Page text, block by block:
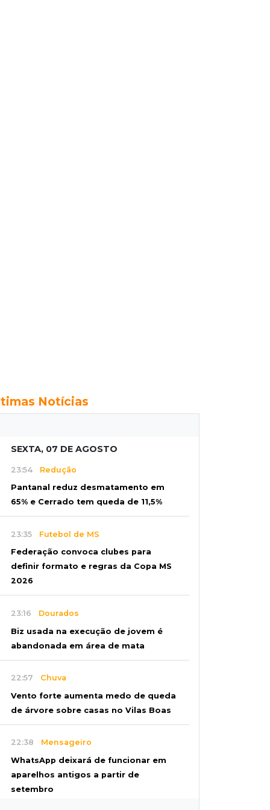
Notícias
SEXTA, 07 DE AGOSTO
23:54 Redução
Pantanal reduz desmatamento em
65% e Cerrado tem queda de 11,5%
23:35 Futebol de MS
Federação convoca clubes para
definir formato e regras da Copa MS
2026
23:16 Dourados
Biz usada na execução de jovem é
abandonada em área de mata
22:57 Chuva
Vento forte aumenta medo de queda
de árvore sobre casas no Vilas Boas
22:38 Mensageiro
WhatsApp deixará de funcionar em
aparelhos antigos a partir de
setembro